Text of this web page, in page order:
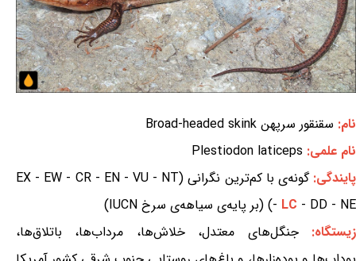
نام: سقنقور سرپهن Broad-headed skink
نام علمی: Plestiodon laticeps
پایندگی:
گونه‌ی با کم‌ترین نگرانی (EX - EW - CR - EN - VU - NT
- LC - DD - NE) (بر پایه‌ی سیاهه‌ی سرخ IUCN)
زیستگاه:جنگل‌های معتدل، خلاش‌ها، مرداب‌ها، باتلاق‌ها،